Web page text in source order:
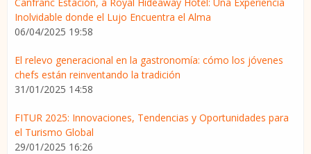
Inolvidable donde el Lujo Encuentra el Alma
06/04/2025 19:58
El relevo generacional en la gastronomía: cómo los jóvenes
chefs están reinventando la tradición
31/01/2025 14:58
FITUR 2025: Innovaciones, Tendencias y Oportunidades para
el Turismo Global
29/01/2025 16:26